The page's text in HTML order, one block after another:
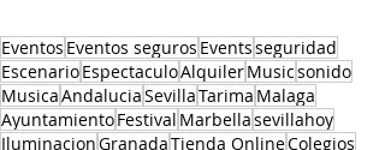
Eventos Eventos seguros Eventsseguridad
EscenarioEspectaculoAlquilerMusicsonido
MusicaAndaluciaSevillaTarima Malaga
AyuntamientoFestival Marbellasevillahoy
IluminacionGranadaTienda OnlineColegios